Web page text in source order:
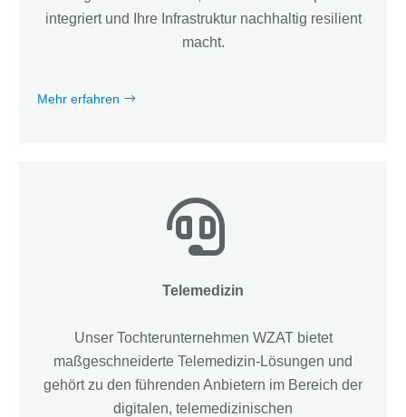
integriert und Ihre Infrastruktur nachhaltig resilient
macht.
Mehr erfahren
Telemedizin
Unser Tochterunternehmen WZAT bietet
maßgeschneiderte Telemedizin-Lösungen und
gehört zu den führenden Anbietern im Bereich der
digitalen, telemedizinischen